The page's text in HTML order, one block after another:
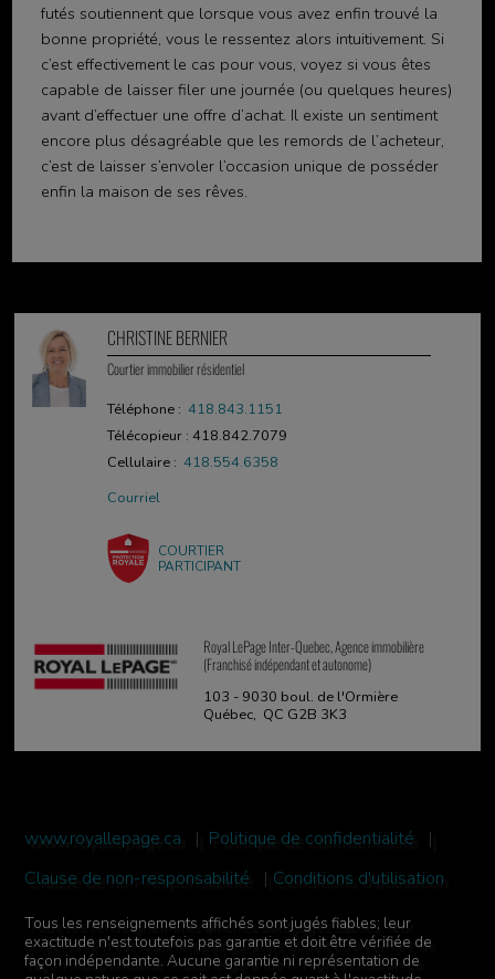
futés soutiennent que lorsque vous avez enfin trouvé la
bonne propriété, vous le ressentez alors intuitivement. Si
c’est effectivement le cas pour vous, voyez si vous êtes
capable de laisser filer une journée (ou quelques heures)
avant d’effectuer une offre d’achat. Il existe un sentiment
encore plus désagréable que les remords de l’acheteur,
c’est de laisser s’envoler l’occasion unique de posséder
enfin la maison de ses rêves.
CHRISTINE BERNIER
Courtier immobilier résidentiel
Téléphone :418.843.1151
Télécopieur : 418.842.7079
Cellulaire :418.554.6358
Courriel
COURTIER
PARTICIPANT
Royal LePage Inter-Quebec, Agence immobilière
(Franchisé indépendant et autonome)
103 - 9030 boul. de l'Ormière
Québec, QC G2B 3K3
www.royallepage.ca | Politique de confidentialité
|
Clause de non-responsabilité
| Conditions d'utilisation
Tous les renseignements affichés sont jugés fiables; leur
exactitude n'est toutefois pas garantie et doit être vérifiée de
façon indépendante. Aucune garantie ni représentation de